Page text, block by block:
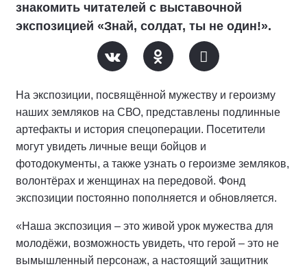
знакомить читателей с выставочной
экспозицией «Знай, солдат, ты не один!».
На экспозиции, посвящённой мужеству и героизму
наших земляков на СВО, представлены подлинные
артефакты и история спецоперации. Посетители
могут увидеть личные вещи бойцов и
фотодокументы, а также узнать о героизме земляков,
волонтёрах и женщинах на передовой. Фонд
экспозиции постоянно пополняется и обновляется.
«Наша экспозиция – это живой урок мужества для
молодёжи, возможность увидеть, что герой – это не
вымышленный персонаж, а настоящий защитник